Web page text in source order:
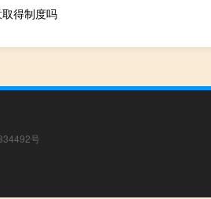
得制度吗
号